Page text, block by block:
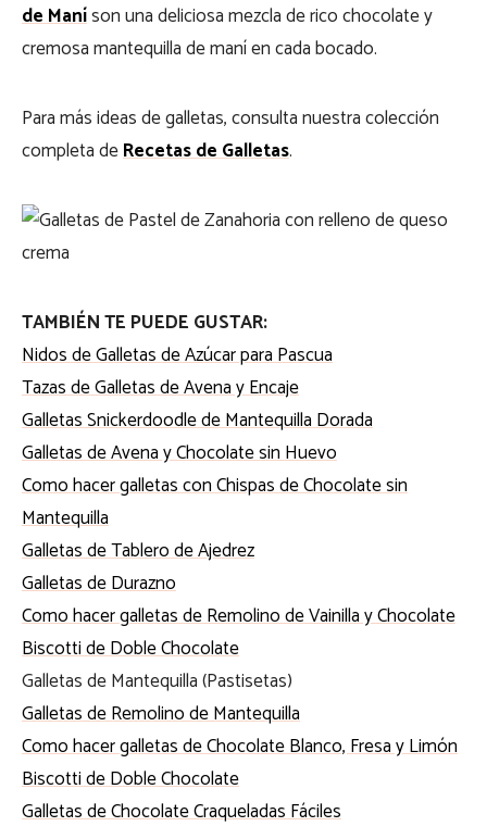
de Maníson una deliciosa mezcla de rico chocolate y
cremosa mantequilla de maní en cada bocado.
Para más ideas de galletas, consulta nuestra colección
completa deRecetas de Galletas.
TAMBIÉN TE PUEDE GUSTAR:
Nidos de Galletas de Azúcar para Pascua
Tazas de Galletas de Avena y Encaje
Galletas Snickerdoodle de Mantequilla Dorada
Galletas de Avena y Chocolate sin Huevo
Como hacer galletas con Chispas de Chocolate sin
Mantequilla
Galletas de Tablero de Ajedrez
Galletas de Durazno
Como hacer galletas de Remolino de Vainilla y Chocolate
Biscotti de Doble Chocolate
Galletas de Mantequilla (Pastisetas)
Galletas de Remolino de Mantequilla
Como hacer galletas de Chocolate Blanco, Fresa y Limón
Biscotti de Doble Chocolate
Galletas de Chocolate Craqueladas Fáciles